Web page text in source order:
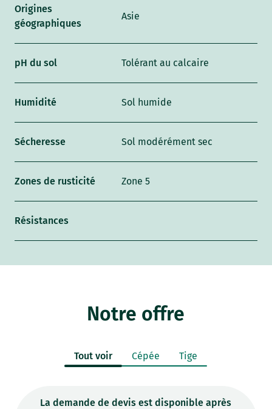
Origines
géographiques
Asie
pH du sol Tolérant au calcaire
Humidité Sol humide
Sécheresse Sol modérément sec
Zones de rusticité Zone 5
Résistances
Notre offre
Tout voir Cépée Tige
La demande de devis est disponible après